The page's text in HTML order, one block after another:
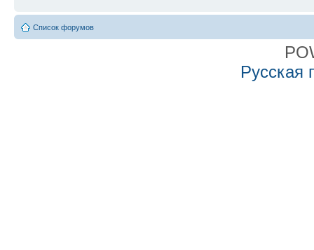
Список форумов
Русская